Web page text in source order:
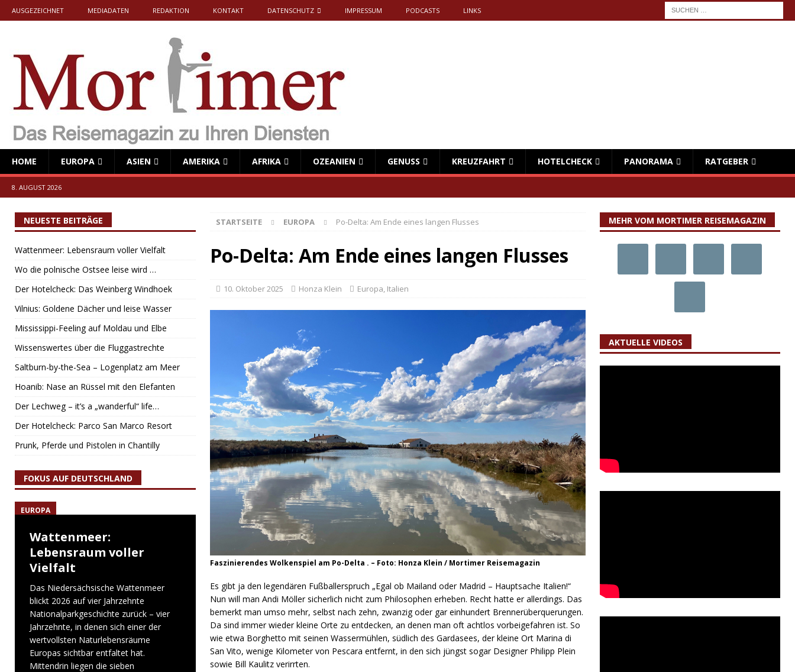
AUSGEZEICHNET MEDIADATEN REDAKTION KONTAKT DATENSCHUTZ IMPRESSUM PODCASTS LINKS
HOME EUROPA ASIEN AMERIKA AFRIKA OZEANIEN GENUSS KREUZFAHRT HOTELCHECK PANORAMA RATGEBER
8. AUGUST 2026
STARTSEITE EUROPA Po-Delta: Am Ende eines langen Flusses
Po-Delta: Am Ende eines langen Flusses
10. Oktober 2025 Honza Klein Europa, Italien
Faszinierendes Wolkenspiel am Po-Delta . – Foto: Honza Klein / Mortimer Reisemagazin
Es gibt ja den legendären Fußballerspruch „Egal ob Mailand oder Madrid – Hauptsache Italien!“
Nun will man Andi Möller sicherlich nicht zum Philosophen erheben. Recht hatte er allerdings. Das
bemerkt man umso mehr, selbst nach zehn, zwanzig oder gar einhundert Brennerüberquerungen.
Da sind immer wieder kleine Orte zu entdecken, an denen man oft achtlos vorbeigefahren ist. So
wie etwa Borghetto mit seinen Wassermühlen, südlich des Gardasees, der kleine Ort Marina di
San Vito, wenige Kilometer von Pescara entfernt, in den sich jüngst sogar Designer Philipp Plein
sowie Bill Kaulitz verirrten.
NEUESTE BEITRÄGE
Wattenmeer: Lebensraum voller Vielfalt
Wo die polnische Ostsee leise wird …
Der Hotelcheck: Das Weinberg Windhoek
Vilnius: Goldene Dächer und leise Wasser
Mississippi-Feeling auf Moldau und Elbe
Wissenswertes über die Fluggastrechte
Saltburn-by-the-Sea – Logenplatz am Meer
Hoanib: Nase an Rüssel mit den Elefanten
Der Lechweg – it’s a „wanderful“ life…
Der Hotelcheck: Parco San Marco Resort
Prunk, Pferde und Pistolen in Chantilly
FOKUS AUF DEUTSCHLAND
EUROPA
Wattenmeer:
Lebensraum voller
Vielfalt
Das Niedersächsische Wattenmeer
blickt 2026 auf vier Jahrzehnte
Nationalparkgeschichte zurück – vier
Jahrzehnte, in denen sich einer der
wertvollsten Naturlebensräume
Europas sichtbar entfaltet hat.
Mittendrin liegen die sieben
MEHR VOM MORTIMER REISEMAGAZIN
AKTUELLE VIDEOS